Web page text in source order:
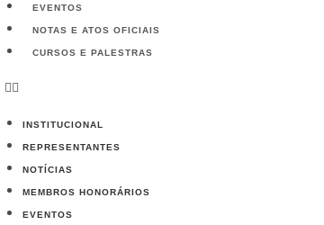
EVENTOS
NOTAS E ATOS OFICIAIS
CURSOS E PALESTRAS
INSTITUCIONAL
REPRESENTANTES
NOTÍCIAS
MEMBROS HONORÁRIOS
EVENTOS